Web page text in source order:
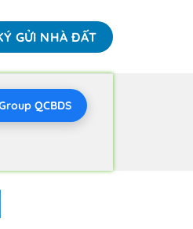
GỬI NHÀ ĐẤT
QCBDS